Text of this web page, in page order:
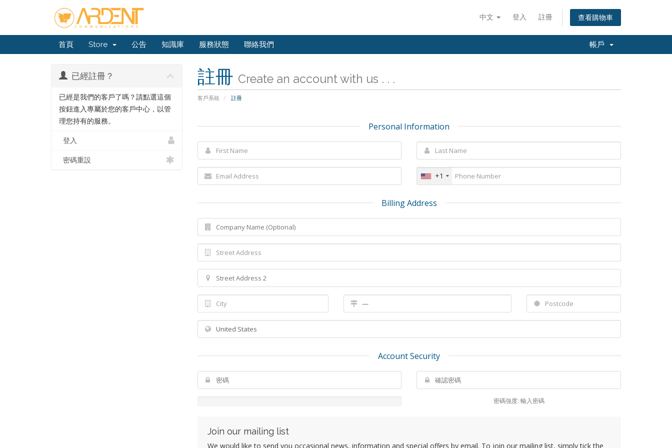
中文 登入 註冊 查看購物車
首頁 Store 公告 知識庫 服務狀態 聯絡我們 帳戶
註冊 Create an account with us . . .
客戶系統 註冊
已經註冊？
已經是我們的客戶了嗎？請點選這個
按鈕進入專屬於您的客戶中心，以管
理您持有的服務。
登入
密碼重設
Personal Information
+1
Billing Address
Account Security
密碼強度: 輸入密碼
Join our mailing list
We would like to send you occasional news, information and special offers by email. To join our mailing list, simply tick the